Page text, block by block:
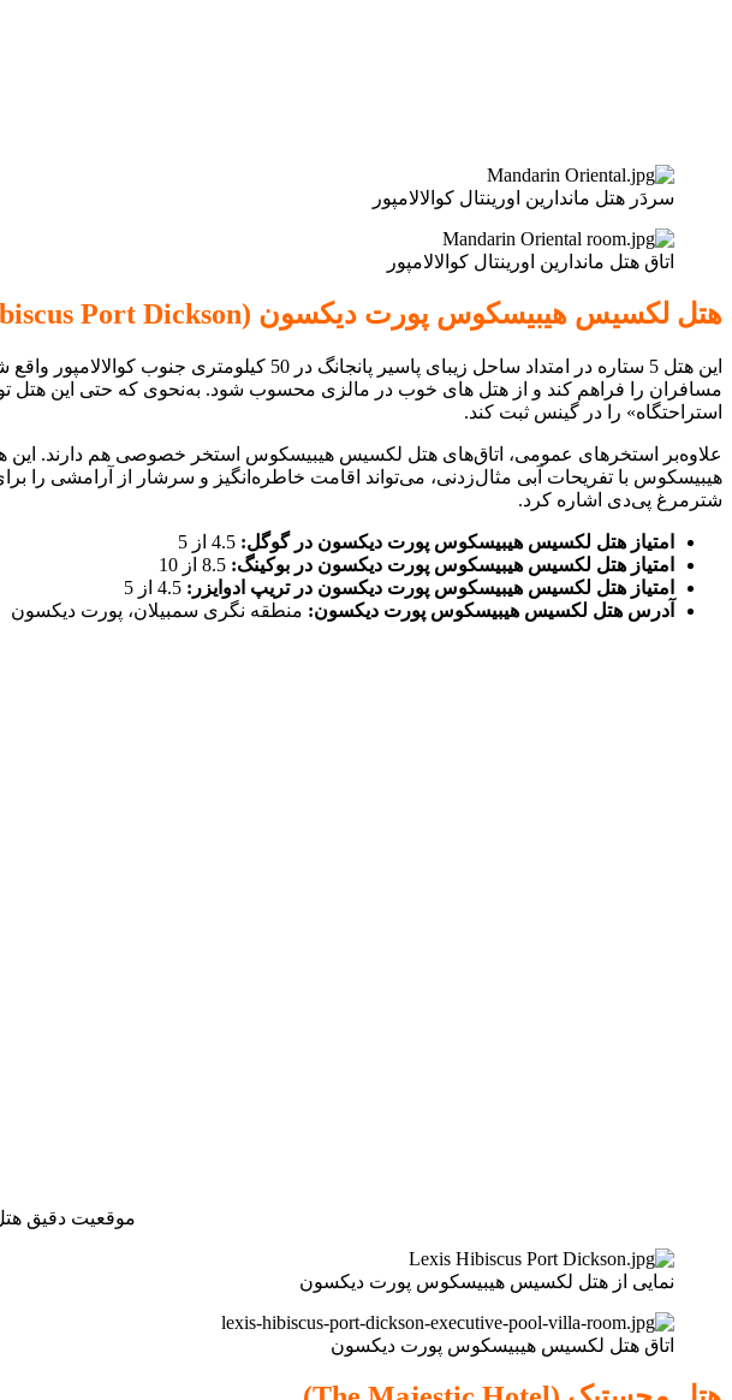
سردَر هتل ماندارین اورینتال کوالالامپور
اتاق هتل ماندارین اورینتال کوالالامپور
هتل لکسیس هیبیسكوس پورت دیکسون (Lexis Hibiscus Port Dickson)
این هتل 5 ستاره در امتداد ساحل زیبای
مسافران را فراهم کند و از هتل های خوب در مالزی محسوب شود. به‌نحوی که حتی این هتل
استراحتگاه» را در گینس ثبت کند.
علاوه‌بر استخرهای عمومی، اتاق‌های هتل لکسیس هیبیسكوس استخر خصوصی هم دارند. این
هیبیسكوس با تفریحات آبی مثال‌زدنی، می‌تواند اقامت خاطره‌انگیز و سرشار از آرامشی را
شترمرغ پی‌دی اشاره کرد.
امتیاز هتل لکسیس هیبیسكوس پورت دیکسون در گوگل:
امتیاز هتل لکسیس هیبیسكوس پورت دیکسون در بوکینگ:
امتیاز هتل لکسیس هیبیسكوس پورت دیکسون در تریپ ادوایزر:
آدرس هتل لکسیس هیبیسكوس پورت دیکسون: منطقه نگری سمبیلان، پورت دیکسون
موقعیت دقیق
نمایی از هتل لکسیس هیبیسكوس پورت دیکسون
اتاق هتل لکسیس هیبیسكوس پورت دیکسون